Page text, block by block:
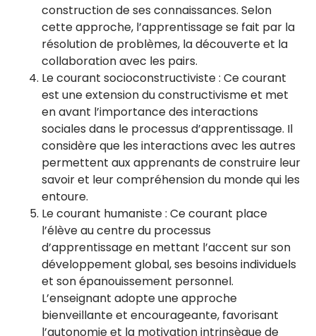
construction de ses connaissances. Selon
cette approche, l’apprentissage se fait par la
résolution de problèmes, la découverte et la
collaboration avec les pairs.
Le courant socioconstructiviste : Ce courant
est une extension du constructivisme et met
en avant l’importance des interactions
sociales dans le processus d’apprentissage. Il
considère que les interactions avec les autres
permettent aux apprenants de construire leur
savoir et leur compréhension du monde qui les
entoure.
Le courant humaniste : Ce courant place
l’élève au centre du processus
d’apprentissage en mettant l’accent sur son
développement global, ses besoins individuels
et son épanouissement personnel.
L’enseignant adopte une approche
bienveillante et encourageante, favorisant
l’autonomie et la motivation intrinsèque de